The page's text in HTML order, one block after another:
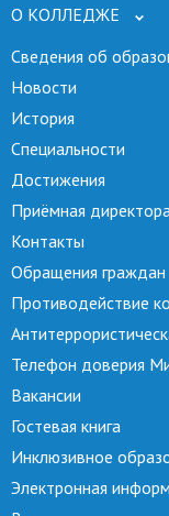
О КОЛЛЕДЖЕ
Сведения об
Новости
История
Специальности
Достижения
Приёмная
Контакты
Обращения граждан
Противодействие
Телефон доверия
Вакансии
Гостевая книга
Инклюзивное
Электронная